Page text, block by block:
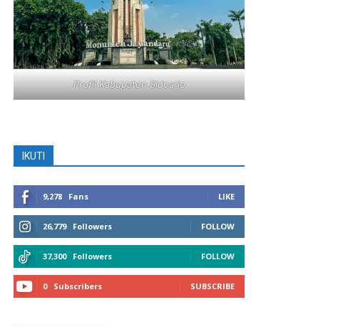
Profil Kabupaten Sidoarjo
IKUTI
9,278 Fans LIKE
26,779 Followers FOLLOW
37,300 Followers FOLLOW
0 Subscribers SUBSCRIBE